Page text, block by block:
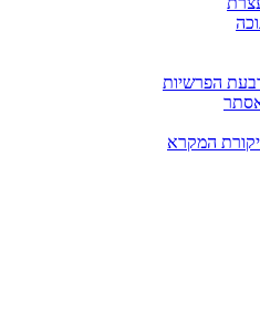
הפרשיות
המקרא